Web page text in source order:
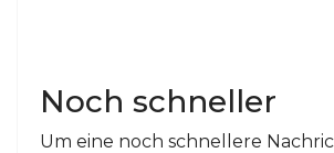
Noch schneller
Um eine noch schnellere